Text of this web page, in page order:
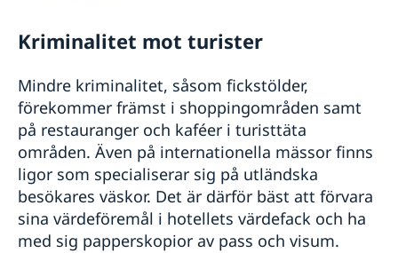
Kriminalitet mot turister
Mindre kriminalitet, såsom fickstölder,
förekommer främst i shoppingområden samt
på restauranger och kaféer i turisttäta
områden. Även på internationella mässor finns
ligor som specialiserar sig på utländska
besökares väskor. Det är därför bäst att förvara
sina värdeföremål i hotellets värdefack och ha
med sig papperskopior av pass och visum.